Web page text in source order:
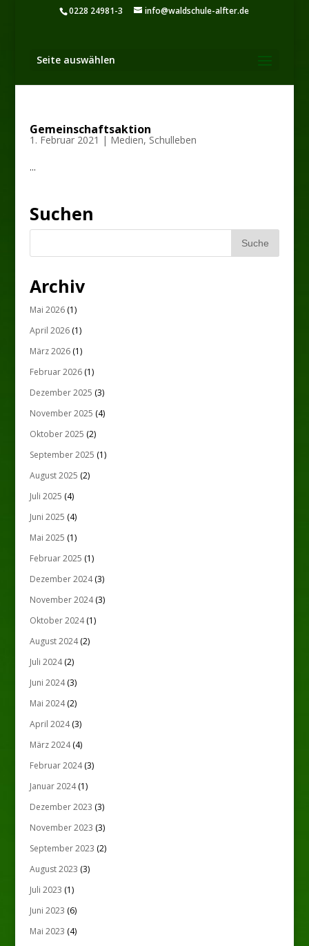
0228 24981-3 info@waldschule-alfter.de
Seite auswählen
Gemeinschaftsaktion
1. Februar 2021 | Medien, Schulleben
...
Suchen
Archiv
Mai 2026(1)
April 2026(1)
März 2026(1)
Februar 2026(1)
Dezember 2025 (3)
November 2025 (4)
Oktober 2025 (2)
September 2025 (1)
August 2025 (2)
Juli 2025 (4)
Juni 2025 (4)
Mai 2025 (1)
Februar 2025 (1)
Dezember 2024(3)
November 2024(3)
Oktober 2024(1)
August 2024(2)
Juli 2024(2)
Juni 2024(3)
Mai 2024(2)
April 2024(3)
März 2024(4)
Februar 2024(3)
Januar 2024(1)
Dezember 2023 (3)
November 2023 (3)
September 2023 (2)
August 2023 (3)
Juli 2023 (1)
Juni 2023 (6)
Mai 2023 (4)